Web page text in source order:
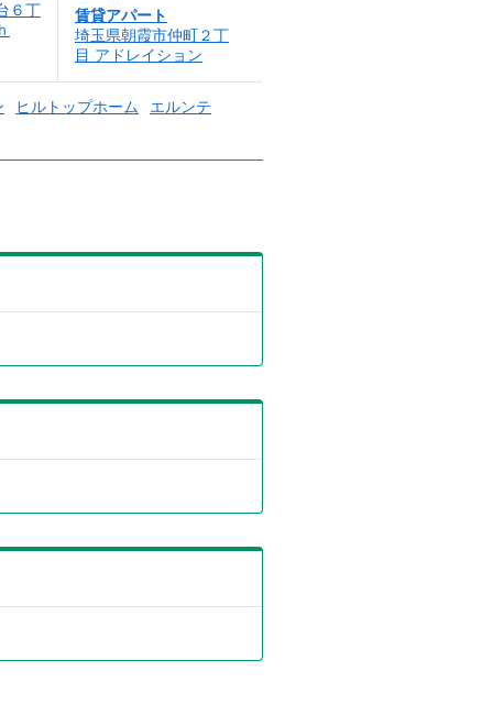
６丁
賃貸アパート
埼玉県朝霞市仲町２丁
目 アドレイション
ヒルトップホーム
エルンテ